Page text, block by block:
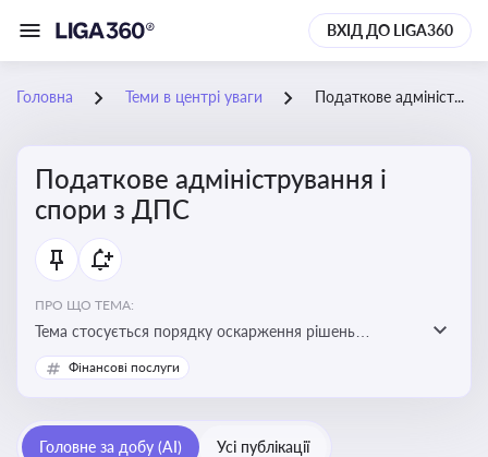
ВХІД ДО LIGA360
Головна Теми в центрі уваги Податкове адміністрування і спори з ДПС
Податкове адміністрування і
спори з ДПС
ПРО ЩО ТЕМА:
Тема стосується порядку оскарження рішень
податкових органів, що виникають внаслідок
податкових перевірок, та механізмів захисту прав
Фінансові послуги
Головне за добу (AI) Усі публікації